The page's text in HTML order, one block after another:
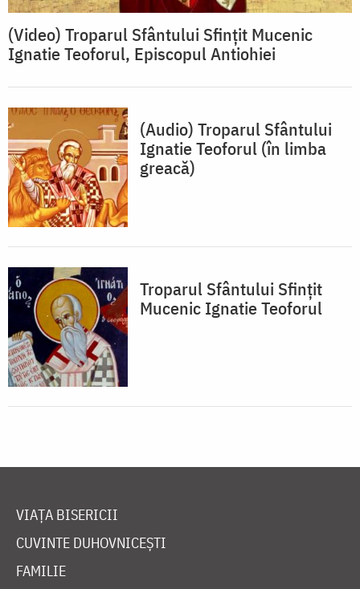
(Video) Troparul Sfântului Sfințit Mucenic
Ignatie Teoforul, Episcopul Antiohiei
(Audio) Troparul Sfântului
Ignatie Teoforul (în limba
greacă)
Troparul Sfântului Sfințit
Mucenic Ignatie Teoforul
VIAȚA BISERICII
CUVINTE DUHOVNICEȘTI
FAMILIE